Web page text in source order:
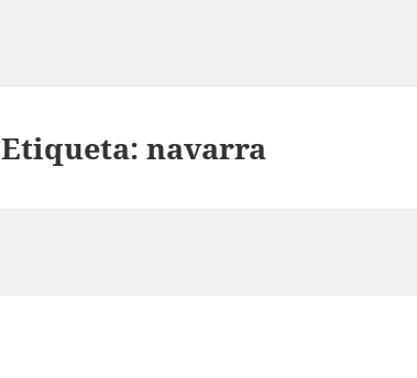
Etiqueta:navarra